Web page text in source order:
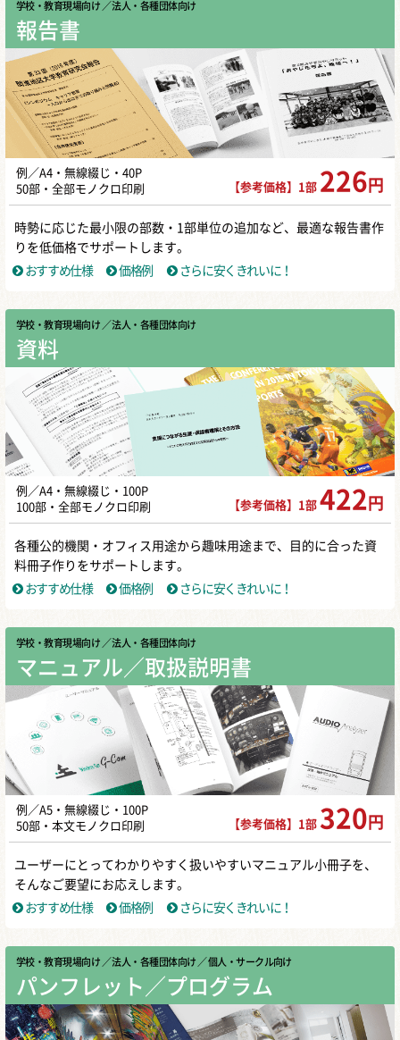
学校・教育現場向け ／ 法人・各種団体向け
報告書
例／A4・無線綴じ・40P
50部・全部モノクロ印刷
【参考価格】1部 226 円
時勢に応じた最小限の部数・1部単位の追加など、最適な報告書作
りを低価格でサポートします。
おすすめ仕様
価格例 さらに安くきれいに！
学校・教育現場向け ／ 法人・各種団体向け
資料
例／A4・無線綴じ・100P
100部・全部モノクロ印刷
【参考価格】1部 422 円
各種公的機関・オフィス用途から趣味用途まで、目的に合った資
料冊子作りをサポートします。
おすすめ仕様
価格例 さらに安くきれいに！
学校・教育現場向け ／ 法人・各種団体向け
マニュアル／取扱説明書
例／A5・無線綴じ・100P
50部・本文モノクロ印刷
【参考価格】1部 320 円
ユーザーにとってわかりやすく扱いやすいマニュアル小冊子を、
そんなご要望にお応えします。
おすすめ仕様
価格例 さらに安くきれいに！
学校・教育現場向け ／ 法人・各種団体向け ／ 個人・サークル向け
パンフレット／プログラム